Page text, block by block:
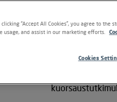
Kysy
Karlsson johtaa
ulottuvaa osaamista yleis-
clicking “Accept All Cookies”, you agree to
usage, and assist in our marketing efforts.
Cookies